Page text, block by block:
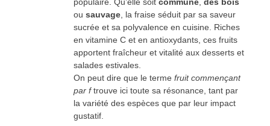
ou sauvage , la fraise séduit par sa saveur
sucrée et sa polyvalence en cuisine. Riches
en vitamine C et en antioxydants, ces fruits
apportent fraîcheur et vitalité aux desserts et
salades estivales.
On peut dire que le terme fruit commençant
par ftrouve ici toute sa résonance, tant par
la variété des espèces que par leur impact
gustatif.